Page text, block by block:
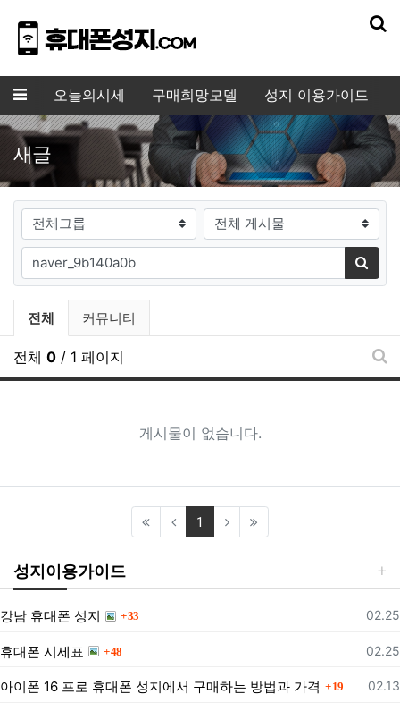
메뉴 오늘의시세 구매희망모델 성지 이용가이드
새글
게시판그룹 검색대상
검색어 필수
검색
전체게시물 그룹 목록
전체 커뮤니티
전체 0 / 1 페이지
새
게시물이 없습니다.
1 (current)
성지이용가이드
등록
02.25
강남 휴대폰 성지 33
등록
02.25
휴대폰 시세표 48
등록
02.13
아이폰 16 프로 휴대폰 성지에서 구매하는 방법과 가격 19